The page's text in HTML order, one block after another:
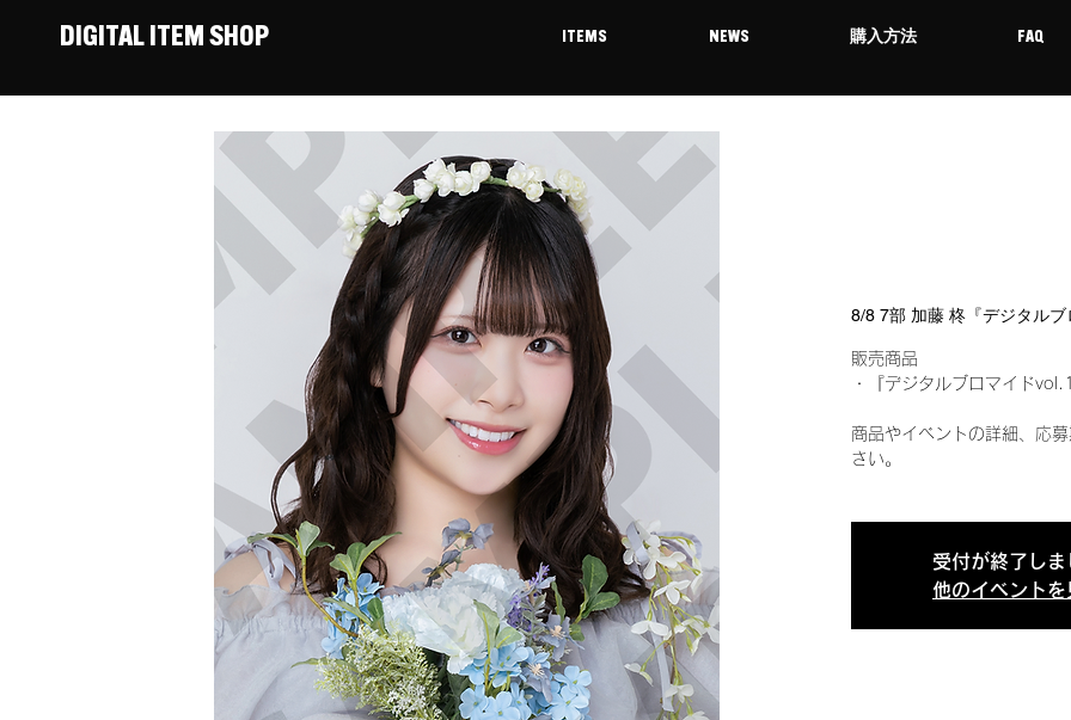
DIGITAL ITEM SHOP ITEMS NEWS 購入方法 FAQ
8/8 7部 加藤 柊『デジタル
販売商品
・『デジタルブロマイド
商品やイベントの詳細、応
さい。
受付が終了しま
他のイベントを